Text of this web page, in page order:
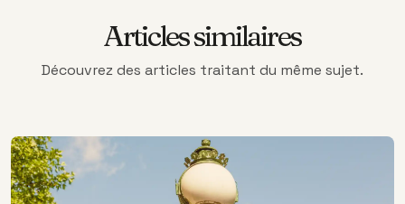
Articles similaires
Découvrez des articles traitant du même sujet.